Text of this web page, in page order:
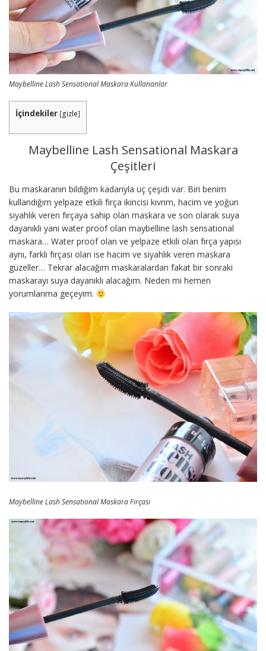
Maybelline Lash Sensational Maskara Kullananlar
İçindekiler [gizle]
Maybelline Lash Sensational Maskara
Çeşitleri
Bu maskaranın bildiğim kadarıyla üç çeşidi var. Biri benim
kullandığım yelpaze etkili fırça ikincisi kıvrım, hacim ve yoğun
siyahlık veren fırçaya sahip olan maskara ve son olarak suya
dayanıklı yani water proof olan maybelline lash sensational
maskara… Water proof olan ve yelpaze etkili olan fırça yapısı
aynı, farklı fırçası olan ise hacim ve siyahlık veren maskara
güzeller… Tekrar alacağım maskaralardan fakat bir sonraki
maskarayı suya dayanıklı alacağım. Neden mi hemen
yorumlarıma geçeyim.
Maybelline Lash Sensational Maskara Fırçası